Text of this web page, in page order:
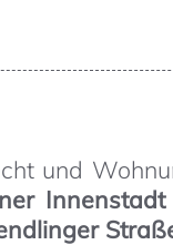
und
Innenstadt